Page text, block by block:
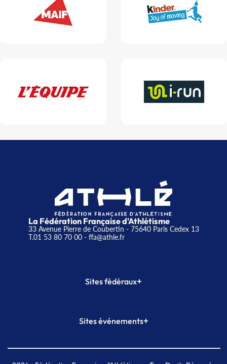
La Fédération Française d'Athlétisme
33 Avenue Pierre de Coubertin - 75640 Paris Cedex 13
T.01 53 80 70 00- ffa@athle.fr
Sites fédéraux+
Plateforme Formation
Sites événements+
Meeting de Paris indoor